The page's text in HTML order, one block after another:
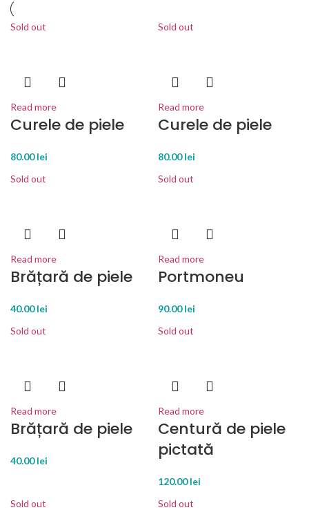
Sold out
Read more
Curele de piele
80.00lei
Sold out
Read more
Curele de piele
80.00lei
Sold out
Read more
Brățară de piele
40.00lei
Sold out
Read more
Portmoneu
90.00lei
Sold out
Read more
Brățară de piele
40.00lei
Sold out
Read more
Centură de piele
pictată
120.00lei
Sold out
Sold out